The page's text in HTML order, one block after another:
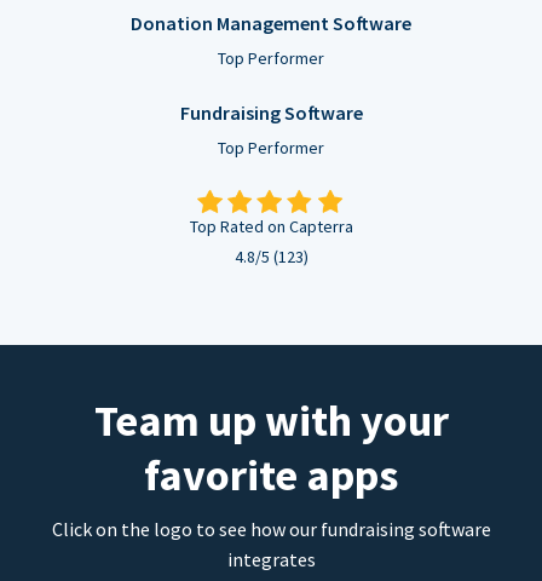
Donation Management Software
Top Performer
Fundraising Software
Top Performer
Top Rated on Capterra
4.8/5 (123)
Team up with your
favorite apps
Click on the logo to see how our fundraising software
integrates